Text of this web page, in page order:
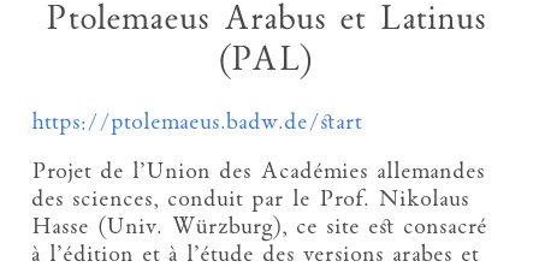
Ptolemaeus Arabus et Latinus
(PAL)
https://ptolemaeus.badw.de/start
Projet de l’Union des Académies allemandes
des sciences, conduit par le Prof. Nikolaus
Hasse (Univ. Würzburg), ce site est consacré
à l’édition et à l’étude des versions arabes et